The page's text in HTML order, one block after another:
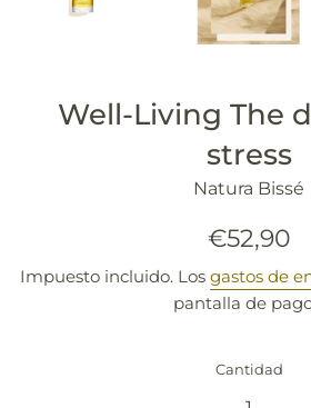
Well-Living The
stress
Natura Bissé
Precio
€52,90
Impuesto incluido. Los gastos de
pantalla de
Cantidad